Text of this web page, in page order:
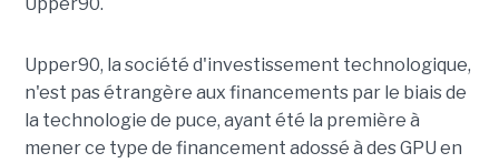
Upper90, la société d'investissement technologique,
n'est pas étrangère aux financements par le biais de
la technologie de puce, ayant été la première à
mener ce type de financement adossé à des GPU en